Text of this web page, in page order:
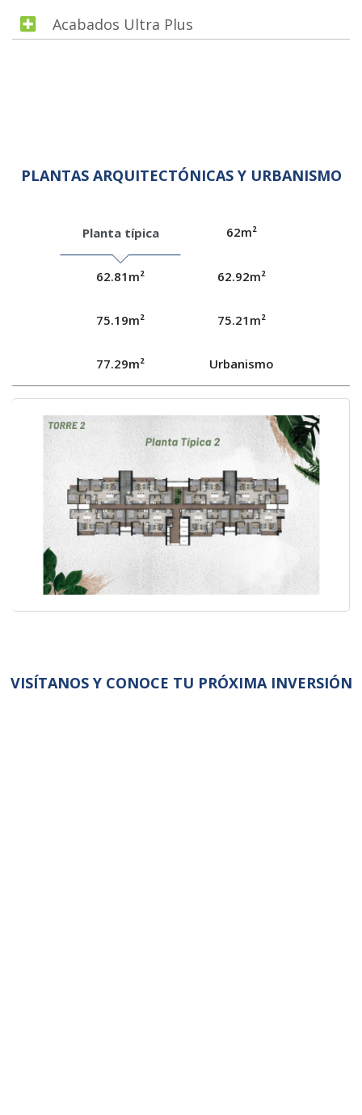
Acabados Ultra Plus
PLANTAS ARQUITECTÓNICAS Y URBANISMO
Planta típica 62m²
62.81m² 62.92m²
75.19m² 75.21m²
77.29m² Urbanismo
VISÍTANOS Y CONOCE TU PRÓXIMA INVERSIÓN